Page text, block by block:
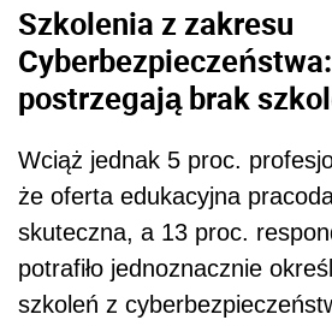
Szkolenia z zakresu
postrzegają brak
Wciąż jednak 5 proc.
że oferta edukacyjna
skuteczna, a 13 proc.
potrafiło jednoznacznie
szkoleń z